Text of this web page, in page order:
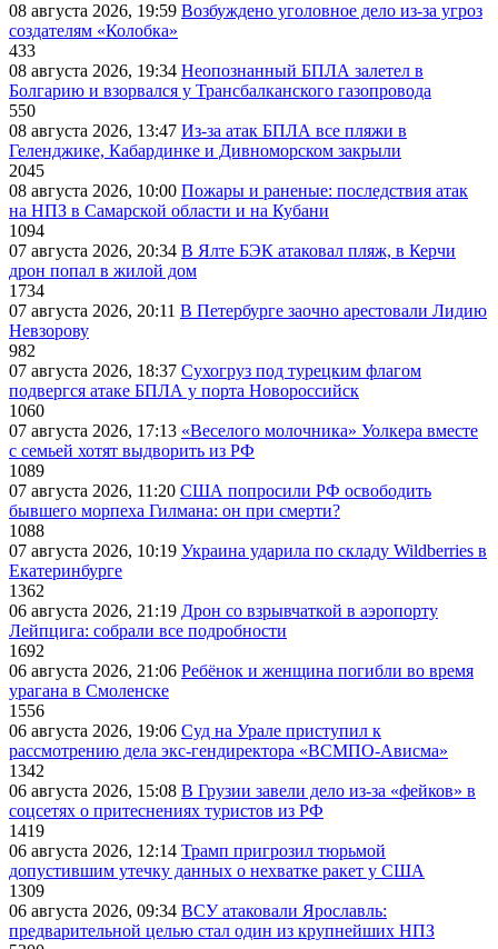
08 августа 2026, 19:59 Возбуждено уголовное дело из-за угроз
создателям «Колобка»
433
08 августа 2026, 19:34 Неопознанный БПЛА залетел в
Болгарию и взорвался у Трансбалканского газопровода
550
08 августа 2026, 13:47 Из-за атак БПЛА все пляжи в
Геленджике, Кабардинке и Дивноморском закрыли
2045
08 августа 2026, 10:00 Пожары и раненые: последствия атак
на НПЗ в Самарской области и на Кубани
1094
07 августа 2026, 20:34 В Ялте БЭК атаковал пляж, в Керчи
дрон попал в жилой дом
1734
07 августа 2026, 20:11 В Петербурге заочно арестовали Лидию
Невзорову
982
07 августа 2026, 18:37 Сухогруз под турецким флагом
подвергся атаке БПЛА у порта Новороссийск
1060
07 августа 2026, 17:13 «Веселого молочника» Уолкера вместе
с семьей хотят выдворить из РФ
1089
07 августа 2026, 11:20 США попросили РФ освободить
бывшего морпеха Гилмана: он при смерти?
1088
07 августа 2026, 10:19 Украина ударила по складу Wildberries в
Екатеринбурге
1362
06 августа 2026, 21:19 Дрон со взрывчаткой в аэропорту
Лейпцига: собрали все подробности
1692
06 августа 2026, 21:06 Ребёнок и женщина погибли во время
урагана в Смоленске
1556
06 августа 2026, 19:06 Суд на Урале приступил к
рассмотрению дела экс-гендиректора «ВСМПО-Ависма»
1342
06 августа 2026, 15:08 В Грузии завели дело из-за «фейков» в
соцсетях о притеснениях туристов из РФ
1419
06 августа 2026, 12:14 Трамп пригрозил тюрьмой
допустившим утечку данных о нехватке ракет у США
1309
06 августа 2026, 09:34 ВСУ атаковали Ярославль:
предварительной целью стал один из крупнейших НПЗ